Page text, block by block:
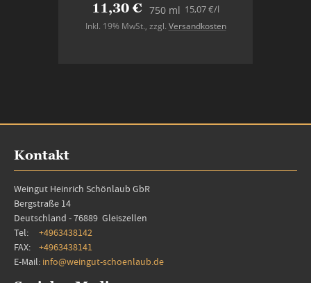
11,30 € 750 ml
Inkl. 19% MwSt., zzgl. Versandkosten
15,07 €/l
Kontakt
Weingut Heinrich Schönlaub GbR
Bergstraße 14
Deutschland - 76889 Gleiszellen
Tel: +4963438142
FAX: +4963438141
E-Mail: info@weingut-schoenlaub.de